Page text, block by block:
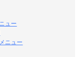
ュー
ニュー